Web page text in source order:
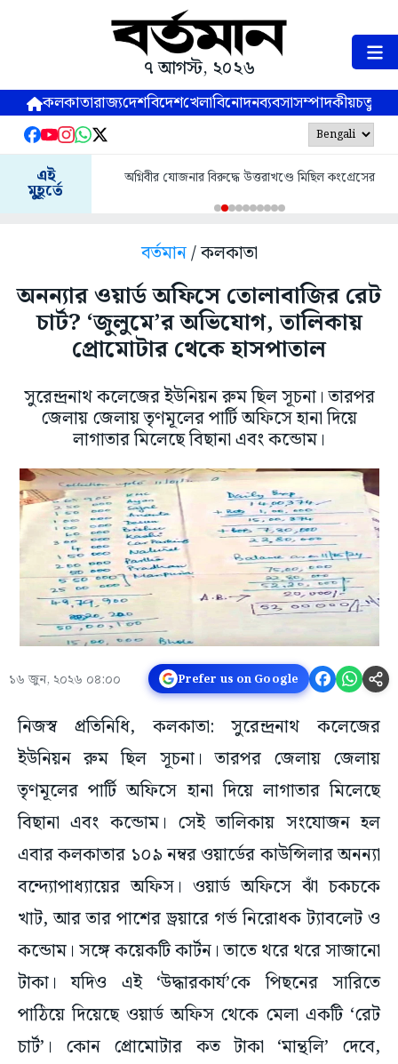
৭ আগস্ট, ২০২৬
কলকাতারাজ্যদেশবিদেশখেলাবিনোদনব্যবসাসম্পাদকীয়
এই
মুহূর্তে
অগ্নিবীর যোজনার বিরুদ্ধে উত্তরাখণ্ডে মিছিল কংগ্রেসের
বর্তমান/ কলকাতা
অনন্যার ওয়ার্ড অফিসে তোলাবাজির রেট
চার্ট? ‘জুলুমে’র অভিযোগ, তালিকায়
প্রোমোটার থেকে হাসপাতাল
সুরেন্দ্রনাথ কলেজের ইউনিয়ন রুম ছিল সূচনা। তারপর
জেলায় জেলায় তৃণমূলের পার্টি অফিসে হানা দিয়ে
লাগাতার মিলেছে বিছানা এবং কন্ডোম।
১৬ জুন, ২০২৬ ০৪:০০ Prefer us on Google
নিজস্ব প্রতিনিধি, কলকাতা: সুরেন্দ্রনাথ কলেজের
ইউনিয়ন রুম ছিল সূচনা। তারপর জেলায় জেলায়
তৃণমূলের পার্টি অফিসে হানা দিয়ে লাগাতার মিলেছে
বিছানা এবং কন্ডোম। সেই তালিকায় সংযোজন হল
এবার কলকাতার ১০৯ নম্বর ওয়ার্ডের কাউন্সিলার অনন্যা
বন্দ্যোপাধ্যায়ের অফিস। ওয়ার্ড অফিসে ঝাঁ চকচকে
খাট, আর তার পাশের ড্রয়ারে গর্ভ নিরোধক ট্যাবলেট ও
কন্ডোম। সঙ্গে কয়েকটি কার্টন। তাতে থরে থরে সাজানো
টাকা। যদিও এই ‘উদ্ধারকার্য’কে পিছনের সারিতে
পাঠিয়ে দিয়েছে ওয়ার্ড অফিস থেকে মেলা একটি ‘রেট
চার্ট’। কোন প্রোমোটার কত টাকা ‘মান্থলি’ দেবে,